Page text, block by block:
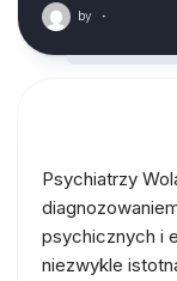
by ·
Psychiatrzy
psychicznych i
niezwykle